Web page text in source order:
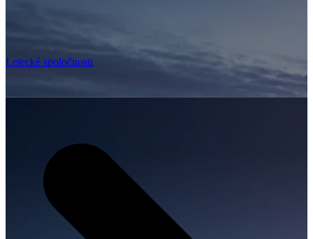
Letecké spoločnosti